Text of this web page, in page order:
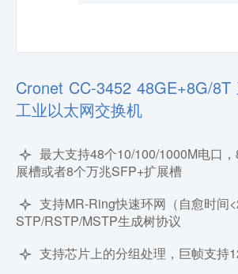
Cronet CC-3452 48GE+8G/8T
工业以太网交换机
最大支持48个10/100/1000M电口
展槽或者8个万兆SFP+扩展槽
支持MR-Ring快速环网（自愈时间
STP/RSTP/MSTP生成树协议
支持芯片上的分组处理，巨帧支持